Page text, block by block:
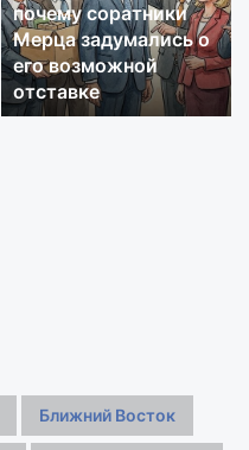
соратники
Мерца
задумались
его
почему соратники
Мерца задумались о
его возможной
отставке
Ближний Восток